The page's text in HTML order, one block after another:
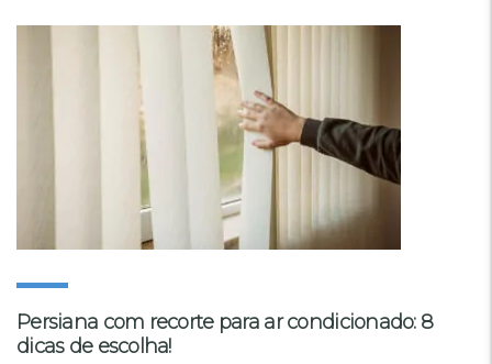
Persiana com recorte para ar condicionado: 8
dicas de escolha!